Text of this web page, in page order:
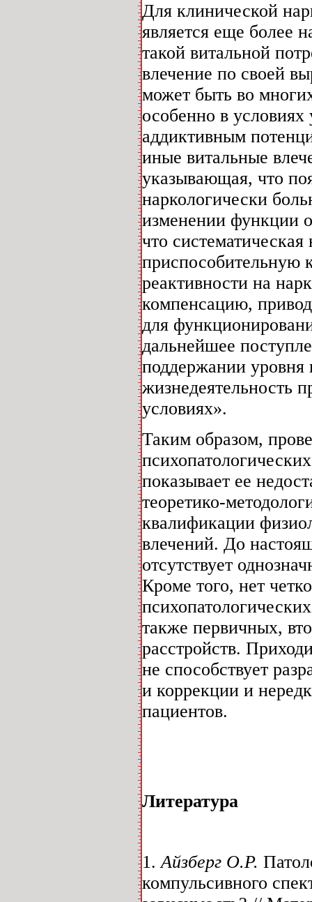
Для клинической
является еще более
такой витальной
влечение по своей
может быть во
особенно в
аддиктивным
иные витальные
указывающая, что
наркологически
изменении функции
что
реактивности на
компенсацию,
для
дальнейшее
поддержании уровня
жизнедеятельность
условиях».
Таким образом,
показывает ее
теоретико-
квалификации
влечений. До
отсутствует
Кроме того, нет
также первичных,
расстройств.
не способствует
и коррекции и
пациентов.
Литература
1.Айзберг О.Р.
компульсивного